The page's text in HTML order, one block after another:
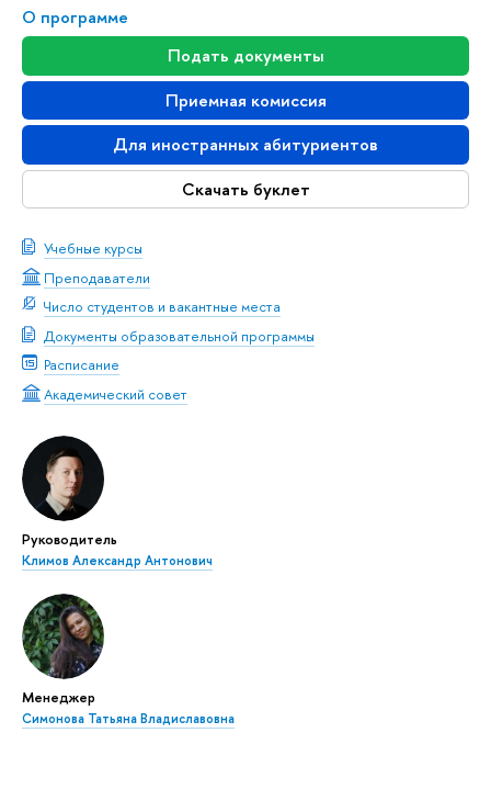
О программе
Подать документы
Приемная комиссия
Для иностранных абитуриентов
Скачать буклет
Учебные курсы
Преподаватели
Число студентов и вакантные места
Документы образовательной программы
Расписание
Академический совет
Руководитель
Климов Александр Антонович
Менеджер
Симонова Татьяна Владиславовна